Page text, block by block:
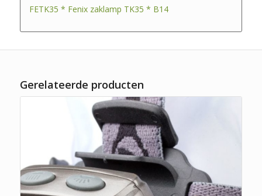
FETK35 * Fenix zaklamp TK35 * B14
Gerelateerde producten